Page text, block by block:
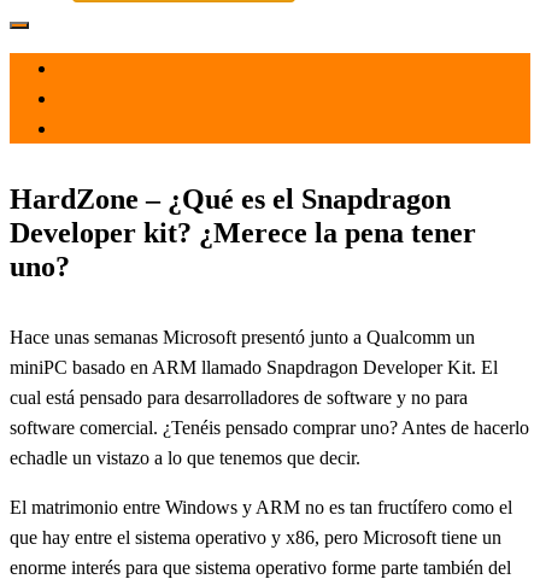
HardZone – ¿Qué es el Snapdragon
Developer kit? ¿Merece la pena tener
uno?
Hace unas semanas Microsoft presentó junto a Qualcomm un
miniPC basado en ARM llamado Snapdragon Developer Kit. El
cual está pensado para desarrolladores de software y no para
software comercial. ¿Tenéis pensado comprar uno? Antes de hacerlo
echadle un vistazo a lo que tenemos que decir.
El matrimonio entre Windows y ARM no es tan fructífero como el
que hay entre el sistema operativo y x86, pero Microsoft tiene un
enorme interés para que sistema operativo forme parte también del